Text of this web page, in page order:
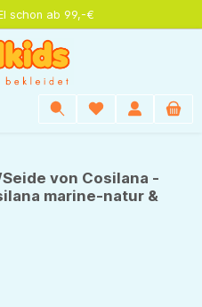
schon ab 99,-€
von Cosilana -
marine-natur &